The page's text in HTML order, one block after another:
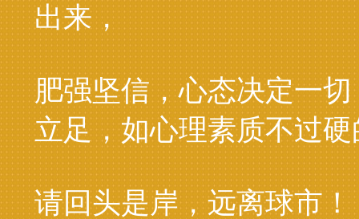
出来，
肥强坚信，心态决定一
立足，如心理素质不过
请回头是岸，远离球市！